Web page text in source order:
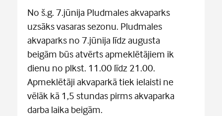
No š.g. 7.jūnija Pludmales akvaparks
uzsāks vasaras sezonu. Pludmales
akvaparks no 7.jūnija līdz augusta
beigām būs atvērts apmeklētājiem ik
dienu no plkst. 11.00 līdz 21.00.
Apmeklētāji akvaparkā tiek ielaisti ne
vēlāk kā 1,5 stundas pirms akvaparka
darba laika beigām.